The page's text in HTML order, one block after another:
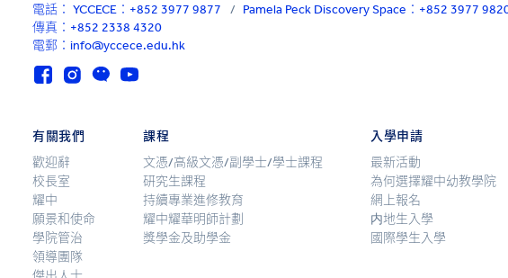
電話： YCCECE：+852 3977 9877 / Pamela Peck Discovery Space：+852 3977
傳真：+852 2338 4320
電郵：info@yccece.edu.hk
有關我們
歡迎辭
校長室
耀中
願景和使命
學院管治
領導團隊
課程
文憑/高級文憑/副學士/學士課程
研究生課程
持續專業進修教育
耀中耀華明師計劃
獎學金及助學金
入學申請
最新活動
為何選擇耀中幼教學院
網上報名
内地生入學
國際學生入學